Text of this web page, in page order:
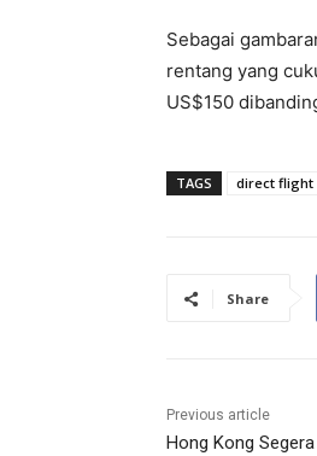
Sebagai
rentang yang
US$150
TAGS direct flight
Share
Previous article
Hong Kong